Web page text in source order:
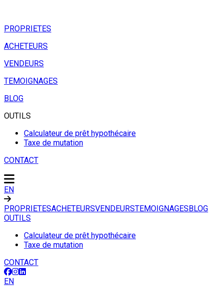
PROPRIETES
ACHETEURS
VENDEURS
TEMOIGNAGES
BLOG
OUTILS
Calculateur de prêt hypothécaire
Taxe de mutation
CONTACT
EN
PROPRIETESACHETEURSVENDEURSTEMOIGNAGESBLOG
OUTILS
Calculateur de prêt hypothécaire
Taxe de mutation
CONTACT
EN